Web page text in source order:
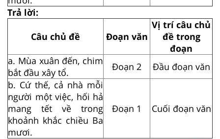
Trả lời:
Câu chủ đề Đoạn văn
Vị trí câu chủ
đề trong
đoạn
a. Mùa xuân đến, chim
bắt đầu xây tổ.
Đoạn 2
Đầu đoạn văn
b. Cứ thế, cả nhà mỗi
người một việc, hối hả
mang tết về trong
khoảnh khắc chiều Ba
mươi.
Đoạn 1 Cuối đoạn văn